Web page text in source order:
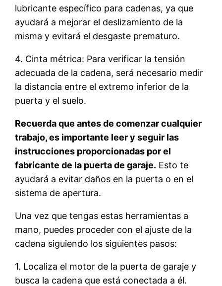
lubricante específico para cadenas, ya que
ayudará a mejorar el deslizamiento de la
misma y evitará el desgaste prematuro.
4. Cinta métrica: Para verificar la tensión
adecuada de la cadena, será necesario medir
la distancia entre el extremo inferior de la
puerta y el suelo.
Recuerda que antes de comenzar cualquier
trabajo, es importante leer y seguir las
instrucciones proporcionadas por el
fabricante de la puerta de garaje. Esto te
ayudará a evitar daños en la puerta o en el
sistema de apertura.
Una vez que tengas estas herramientas a
mano, puedes proceder con el ajuste de la
cadena siguiendo los siguientes pasos:
1. Localiza el motor de la puerta de garaje y
busca la cadena que está conectada a él.